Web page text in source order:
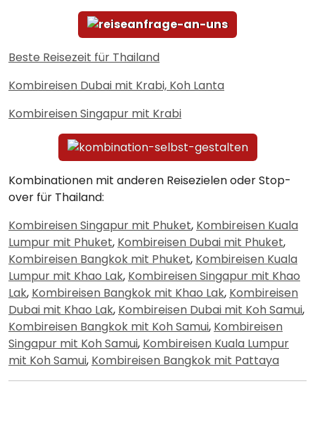
Beste Reisezeit für Thailand
Kombireisen Dubai mit Krabi, Koh Lanta
Kombireisen Singapur mit Krabi
Kombinationen mit anderen Reisezielen oder Stop-
over für Thailand:
Kombireisen Singapur mit Phuket, Kombireisen Kuala
Lumpur mit Phuket, Kombireisen Dubai mit Phuket,
Kombireisen Bangkok mit Phuket, Kombireisen Kuala
Lumpur mit Khao Lak, Kombireisen Singapur mit Khao
Lak, Kombireisen Bangkok mit Khao Lak, Kombireisen
Dubai mit Khao Lak, Kombireisen Dubai mit Koh Samui,
Kombireisen Bangkok mit Koh Samui, Kombireisen
Singapur mit Koh Samui, Kombireisen Kuala Lumpur
mit Koh Samui, Kombireisen Bangkok mit Pattaya